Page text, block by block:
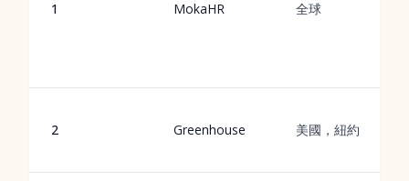
1 MokaHR 全球
2 Greenhouse 美國，紐約